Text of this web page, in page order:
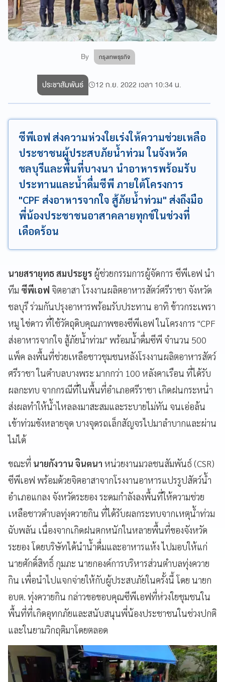
By กรุงเทพธุรกิจ
ประชาสัมพันธ์ 12 ก.ย. 2022 เวลา 10:34 น.
ซีพีเอฟ ส่งความห่วงใยเร่งให้ความช่วยเหลือ
ประชาชนผู้ประสบภัยน้ำท่วม ในจังหวัด
ชลบุรีและพื้นที่บางนา นำอาหารพร้อมรับ
ประทานและน้ำดื่มซีพี ภายใต้โครงการ
"CPF ส่งอาหารจากใจ สู้ภัยน้ำท่วม" ส่งถึงมือ
พี่น้องประชาชนอาสาคลายทุกข์ในช่วงที่
เดือดร้อน
นายสรายุทธ สมประยูร ผู้ช่วยกรรมการผู้จัดการ ซีพีเอฟ นำ
ทีม ซีพีเอฟ จิตอาสา โรงงานผลิตอาหารสัตว์ศรีราชา จังหวัด
ชลบุรี ร่วมกันปรุงอาหารพร้อมรับประทาน อาทิ ข้าวกระเพรา
หมู ไข่ดาว ที่ใช้วัตถุดิบคุณภาพของซีพีเอฟ ในโครงการ "CPF
ส่งอาหารจากใจ สู้ภัยน้ำท่วม" พร้อมน้ำดื่มซีพี จำนวน 500
แพ็ค ลงพื้นที่ช่วยเหลือชาวชุมชนหลังโรงงานผลิตอาหารสัตว์
ศรีราชา ในตำบลบางพระ มากกว่า 100 หลังคาเรือน ที่ได้รับ
ผลกะทบ จากกรณีที่ในพื้นที่อำเภอศรีราชา เกิดฝนกระหน่ำ
ส่งผลทำให้น้ำไหลลงมาสะสมและระบายไม่ทัน จนเอ่อล้น
เข้าท่วมขังหลายจุด บางจุดรถเล็กสัญจรไปมาลำบากและผ่าน
ไม่ได้
ขณะที่ นายกังวาน จินตนา หน่วยงานมวลชนสัมพันธ์ (CSR)
ซีพีเอฟ พร้อมด้วยจิตอาสาจากโรงงานอาหารแปรรูปสัตว์น้ำ
อำเภอแกลง จังหวัดระยอง ระดมกำลังลงพื้นที่ให้ความช่วย
เหลือชาวตำบลทุ่งควายกิน ที่ได้รับผลกระทบจากเหตุน้ำท่วม
ฉับพลัน เนื่องจากเกิดฝนตกหนักในหลายพื้นที่ของจังหวัด
ระยอง โดยบริษัทได้นำน้ำดื่มและอาหารแห้ง ไปมอบให้แก่
นายศักดิ์สิทธิ์ กุมภะ นายกองค์การบริหารส่วนตำบลทุ่งควาย
กิน เพื่อนำไปแจกจ่ายให้กับผู้ประสบภัยในครั้งนี้ โดย นายก
อบต. ทุ่งควายกิน กล่าวขอขอบคุณซีพีเอฟที่ห่วงใยชุมชนใน
พื้นที่ที่เกิดอุทกภัยและสนับสนุนพี่น้องประชาชนในช่วงปกติ
และในยามวิกฤติมาโดยตลอด